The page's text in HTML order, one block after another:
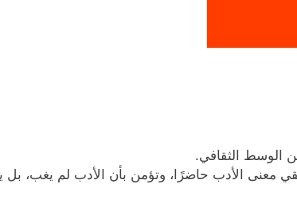
الوسط الثقافي.
معنى الأدب حاضرًا، وتؤمن بأن الأدب لم يغب، بل